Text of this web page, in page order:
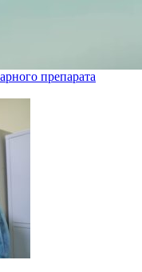
препарата